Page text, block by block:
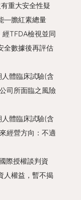
重大安全性疑
—膽紅素總量
TFDA檢視並同
全數據後再評估
體臨床試驗(含
司所面臨之風險
體臨床試驗(含
經營方向：不適
際授權談判資
人權益，暫不揭